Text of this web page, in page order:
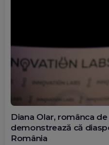
Diana Olar, românca
demonstrează că
România